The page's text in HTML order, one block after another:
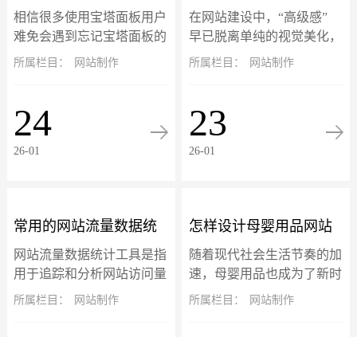
地址、账号和密码？
相信很多使用宝塔面板用户
难免会遇到忘记宝塔面板的
登录地址、账号或密码忘记
回的，以服务器 root 用户登
录命令行...
所属栏目： 网站制作
24
26-01
三大核心设计趋势落地
指南
在网站建设中，“高级感”
早已脱离单纯的视觉美化，
升级为 “质感体验 + 情感共
门设计趋势，不仅是头部品
牌...
所属栏目： 网站制作
23
26-01
常用的网站流量数据统
计工具
网站流量数据统计工具是指
用于追踪和分析网站访问量
的工具。这些工具收集和分
所属栏目： 网站制作
怎样设计母婴用品网站
模板的横幅？
随着现代社会生活节奏的加
速，母婴用品也成为了新时
代的产品之一。因此，越来
所属栏目： 网站制作